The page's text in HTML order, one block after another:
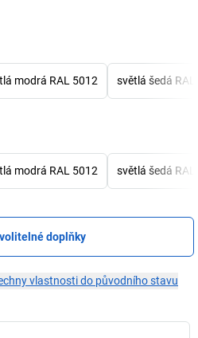
modrá RAL 5012 světlá šedá
modrá RAL 5012 světlá šedá
doplňky
vlastnosti do původního stavu